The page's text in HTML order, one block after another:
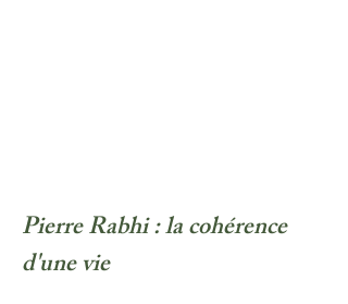
Pierre Rabhi : la cohérence
d'une vie